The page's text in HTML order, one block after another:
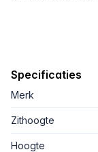
Specificaties
Merk
Zithoogte
Hoogte